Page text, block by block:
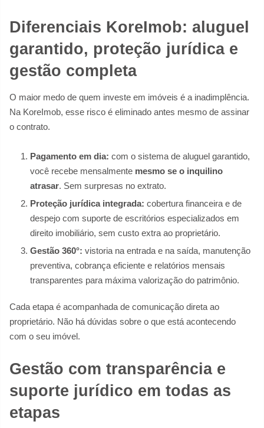
Diferenciais KoreImob: aluguel
garantido, proteção jurídica e
gestão completa
O maior medo de quem investe em imóveis é a inadimplência.
Na KoreImob, esse risco é eliminado antes mesmo de assinar
o contrato.
Pagamento em dia: com o sistema de aluguel garantido,
você recebe mensalmente mesmo se o inquilino
atrasar. Sem surpresas no extrato.
Proteção jurídica integrada: cobertura financeira e de
despejo com suporte de escritórios especializados em
direito imobiliário, sem custo extra ao proprietário.
Gestão 360°: vistoria na entrada e na saída, manutenção
preventiva, cobrança eficiente e relatórios mensais
transparentes para máxima valorização do patrimônio.
Cada etapa é acompanhada de comunicação direta ao
proprietário. Não há dúvidas sobre o que está acontecendo
com o seu imóvel.
Gestão com transparência e
suporte jurídico em todas as
etapas